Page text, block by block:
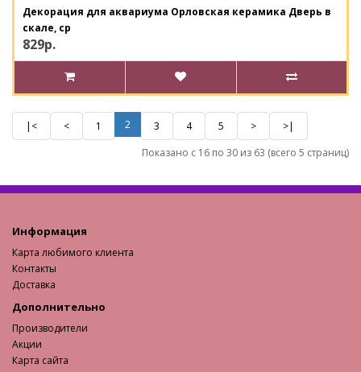
Декорация для аквариума Орловская керамика Дверь в
скале, ср
829р.
|< < 1 2 3 4 5 >
>|
Показано с 16 по 30 из 63 (всего 5 страниц)
Информация
Карта любимого клиента
Контакты
Доставка
Дополнительно
Производители
Акции
Карта сайта